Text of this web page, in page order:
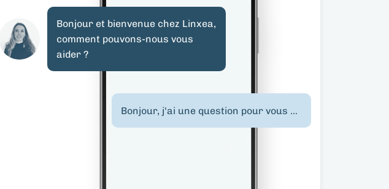
Bonjour et bienvenue chez Linxea,
comment pouvons-nous vous
aider ?
Bonjour, j'ai une question pour vous ...